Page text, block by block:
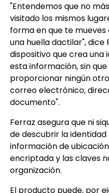
"Entendemos que no
visitado los mismos
forma en que te
una huella dactilar", dice
dispositivo que crea
esta información, sin
proporcionar ningún
correo electrónico,
documento".
Ferraz asegura que ni
de descubrir la identidad
información de
encriptada y las claves
organización.
El producto puede, por